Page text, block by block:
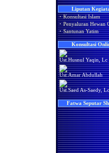
Liputan
· Konsultasi Islam
· Penyaluran Hewan
· Santunan Yatim
Konsultasi
Ust.Husnul Yaqin, Lc
Ust.Amar Abdullah
Ust.Saed As-Saedy, Lc
Fatwa Seputar